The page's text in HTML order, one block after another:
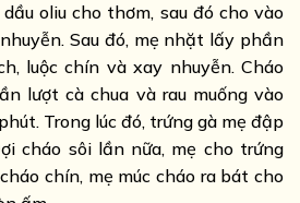
oliu cho thơm, sau đó cho vào
Sau đó, mẹ nhặt lấy phần
luộc chín và xay nhuyễn. Cháo
lượt cà chua và rau muống vào
Trong lúc đó, trứng gà mẹ đập
cháo sôi lần nữa, mẹ cho trứng
chín, mẹ múc cháo ra bát cho